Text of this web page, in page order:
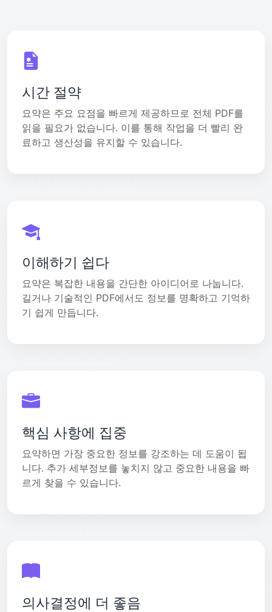
시간 절약
요약은 주요 요점을 빠르게 제공하므로 전체 PDF를
읽을 필요가 없습니다. 이를 통해 작업을 더 빨리 완
료하고 생산성을 유지할 수 있습니다.
이해하기 쉽다
요약은 복잡한 내용을 간단한 아이디어로 나눕니다.
길거나 기술적인 PDF에서도 정보를 명확하고 기억하
기 쉽게 만듭니다.
핵심 사항에 집중
요약하면 가장 중요한 정보를 강조하는 데 도움이 됩
니다. 추가 세부정보를 놓치지 않고 중요한 내용을 빠
르게 찾을 수 있습니다.
의사결정에 더 좋음